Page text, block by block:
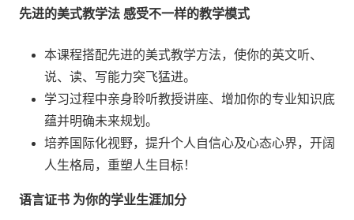
先进的美式教学法 感受不一样的教学模式
本课程搭配先进的美式教学方法，使你的英文听、
说、读、写能力突飞猛进。
学习过程中亲身聆听教授讲座、增加你的专业知识底
蕴并明确未来规划。
培养国际化视野，提升个人自信心及心态心界，开阔
人生格局，重塑人生目标！
语言证书 为你的学业生涯加分